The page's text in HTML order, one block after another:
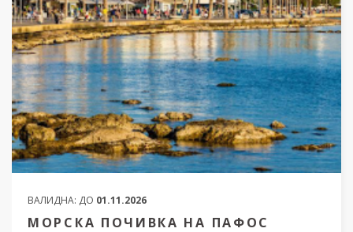
ВАЛИДНА: ДО 01.11.2026
МОРСКА ПОЧИВКА НА ПАФОС